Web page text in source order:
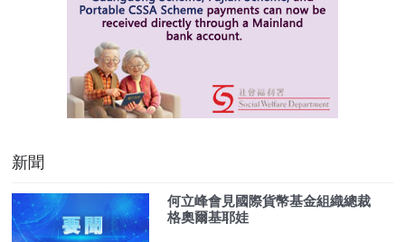
新聞
何立峰會見國際貨幣基金組織總裁
格奧爾基耶娃